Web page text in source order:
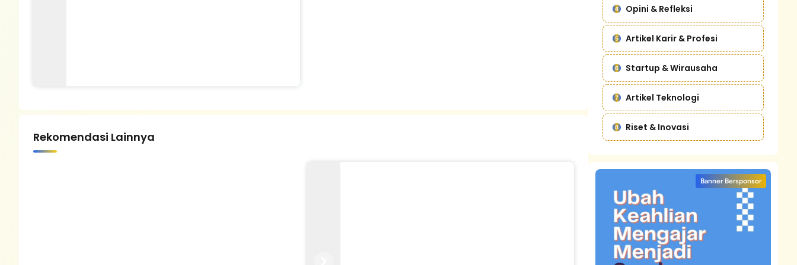
Rekomendasi Lainnya
Opini & Refleksi
Artikel Karir & Profesi
Startup & Wirausaha
Artikel Teknologi
Riset & Inovasi
Banner Bersponsor